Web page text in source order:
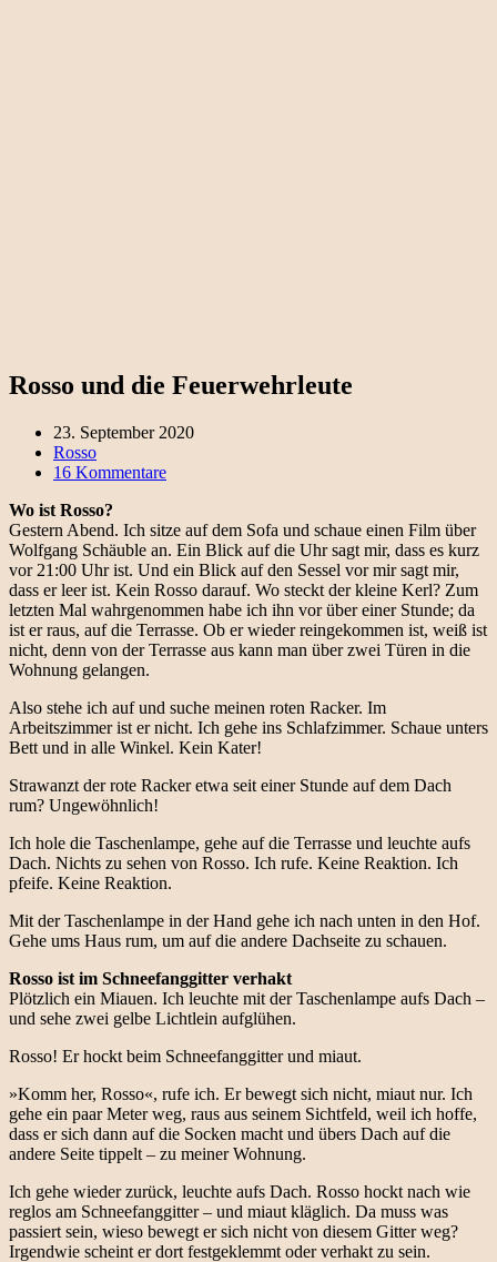
Rosso und die Feuerwehrleute
23. September 2020
Rosso
16 Kommentare
Wo ist Rosso?
Gestern Abend. Ich sitze auf dem Sofa und schaue einen Film über
Wolfgang Schäuble an. Ein Blick auf die Uhr sagt mir, dass es kurz
vor 21:00 Uhr ist. Und ein Blick auf den Sessel vor mir sagt mir,
dass er leer ist. Kein Rosso darauf. Wo steckt der kleine Kerl? Zum
letzten Mal wahrgenommen habe ich ihn vor über einer Stunde; da
ist er raus, auf die Terrasse. Ob er wieder reingekommen ist, weiß ist
nicht, denn von der Terrasse aus kann man über zwei Türen in die
Wohnung gelangen.
Also stehe ich auf und suche meinen roten Racker. Im
Arbeitszimmer ist er nicht. Ich gehe ins Schlafzimmer. Schaue unters
Bett und in alle Winkel. Kein Kater!
Strawanzt der rote Racker etwa seit einer Stunde auf dem Dach
rum? Ungewöhnlich!
Ich hole die Taschenlampe, gehe auf die Terrasse und leuchte aufs
Dach. Nichts zu sehen von Rosso. Ich rufe. Keine Reaktion. Ich
pfeife. Keine Reaktion.
Mit der Taschenlampe in der Hand gehe ich nach unten in den Hof.
Gehe ums Haus rum, um auf die andere Dachseite zu schauen.
Rosso ist im Schneefanggitter verhakt
Plötzlich ein Miauen. Ich leuchte mit der Taschenlampe aufs Dach –
und sehe zwei gelbe Lichtlein aufglühen.
Rosso! Er hockt beim Schneefanggitter und miaut.
»Komm her, Rosso«, rufe ich. Er bewegt sich nicht, miaut nur. Ich
gehe ein paar Meter weg, raus aus seinem Sichtfeld, weil ich hoffe,
dass er sich dann auf die Socken macht und übers Dach auf die
andere Seite tippelt – zu meiner Wohnung.
Ich gehe wieder zurück, leuchte aufs Dach. Rosso hockt nach wie
reglos am Schneefanggitter – und miaut kläglich. Da muss was
passiert sein, wieso bewegt er sich nicht von diesem Gitter weg?
Irgendwie scheint er dort festgeklemmt oder verhakt zu sein.